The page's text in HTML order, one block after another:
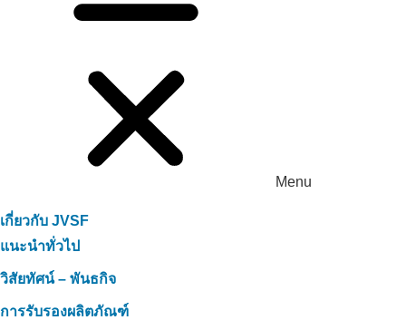
Menu
เกี่ยวกับ JVSF
แนะนำทั่วไป
วิสัยทัศน์ – พันธกิจ
การรับรองผลิตภัณฑ์